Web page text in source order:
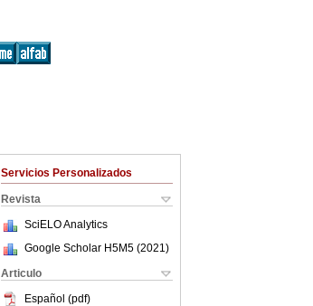
Servicios Personalizados
Revista
SciELO Analytics
Google Scholar H5M5 (2021 )
Articulo
Español (pdf)